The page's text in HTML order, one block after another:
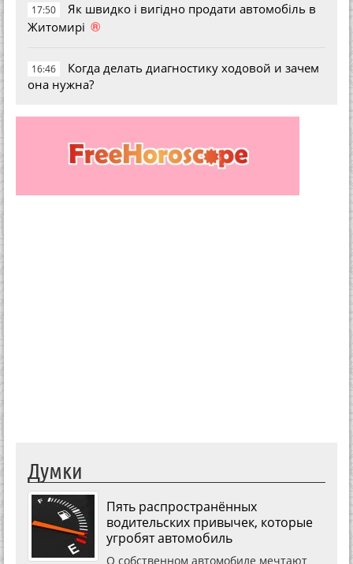
17:50
Як швидко і вигідно продати автомобіль в
Житомирі ®
16:46
Когда делать диагностику ходовой и зачем
она нужна?
Думки
Пять распространённых
водительских привычек, которые
угробят автомобиль
О собственном автомобиле мечтают